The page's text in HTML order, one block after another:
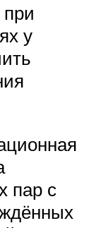
у
пар с